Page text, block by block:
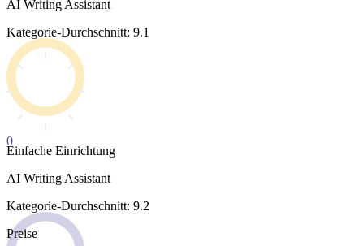
AI Writing Assistant
Kategorie-Durchschnitt: 9.1
0
Einfache Einrichtung
AI Writing Assistant
Kategorie-Durchschnitt: 9.2
Preise